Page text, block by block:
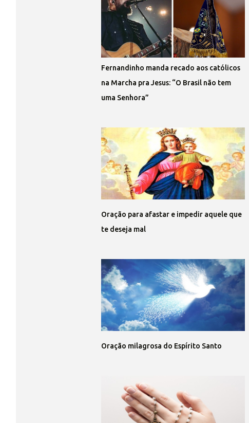
Fernandinho manda recado aos católicos
na Marcha pra Jesus: “O Brasil não tem
uma Senhora”
Oração para afastar e impedir aquele que
te deseja mal
Oração milagrosa do Espírito Santo